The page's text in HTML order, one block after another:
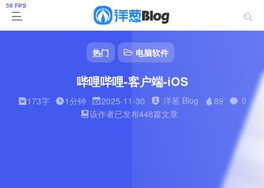
热门 电脑软件
哔哩哔哩-客户端-iOS
173字 1分钟 2025-11-30 洋葱 Blog 89
0
该作者已发布448篇文章